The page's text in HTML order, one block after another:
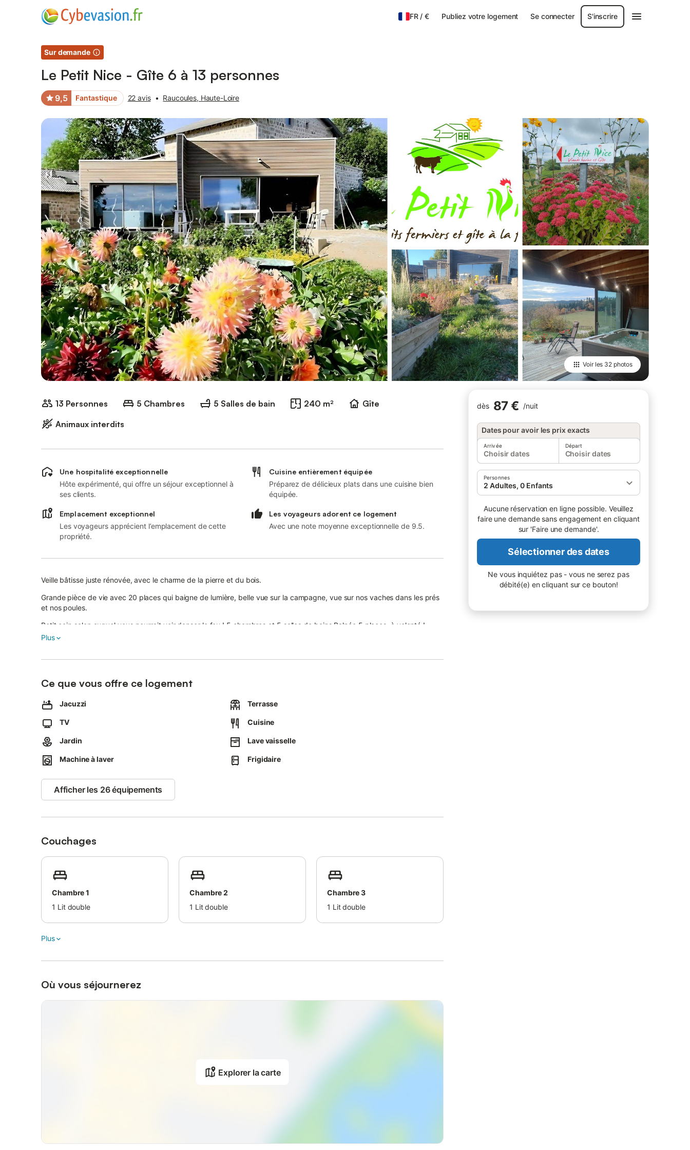
FR/€ Publiez votre logement Se connecter S'inscrire
Sur demande
Le Petit Nice - Gîte 6 à 13 personnes
9,5 Fantastique 22 avis • Raucoules, Haute-Loire
Voir les 32 photos
Photos Équipements Avis des voyageurs
13 Personnes 5 Chambres 5 Salles de bain 240 m²
Gîte
Animaux interdits
dès 87 € /nuit
Dates pour avoir les prix exacts
Arrivée
Choisir dates
Départ
Choisir dates
Personnes
2 Adultes, 0 Enfants
Aucune réservation en ligne possible. Veuillez
faire une demande sans engagement en cliquant
sur 'Faire une demande'.
Sélectionner des dates
Ne vous inquiétez pas - vous ne serez pas
débité(e) en cliquant sur ce bouton!
Une hospitalité exceptionnelle
Hôte expérimenté, qui offre un séjour exceptionnel à
ses clients.
Cuisine entièrement équipée
Préparez de délicieux plats dans une cuisine bien
équipée.
Emplacement exceptionnel
Les voyageurs apprécient l’emplacement de cette
propriété.
Les voyageurs adorent ce logement
Avec une note moyenne exceptionnelle de 9.5.
Veille bâtisse juste rénovée, avec le charme de la pierre et du bois.
Grande pièce de vie avec 20 places qui baigne de lumière, belle vue sur la campagne, vue sur nos vaches dans les prés
et nos poules.
Petit coin salon auquel vous pourrait voir danser le feu ! 5 chambres et 5 salles de bains Balnéo 5 places, à volonté !
Possibilité de visiter notre ferme Produits de la ferme, œufs, viande veau et bœuf
Plus
Ce que vous offre ce logement
Jacuzzi Terrasse
TV Cuisine
Jardin Lave vaisselle
Machine à laver Frigidaire
Afficher les 26 équipements
Couchages
Chambre 1
1 Lit double
Chambre 2
1 Lit double
Chambre 3
1 Lit double
Plus
Où vous séjournerez
Explorer la carte